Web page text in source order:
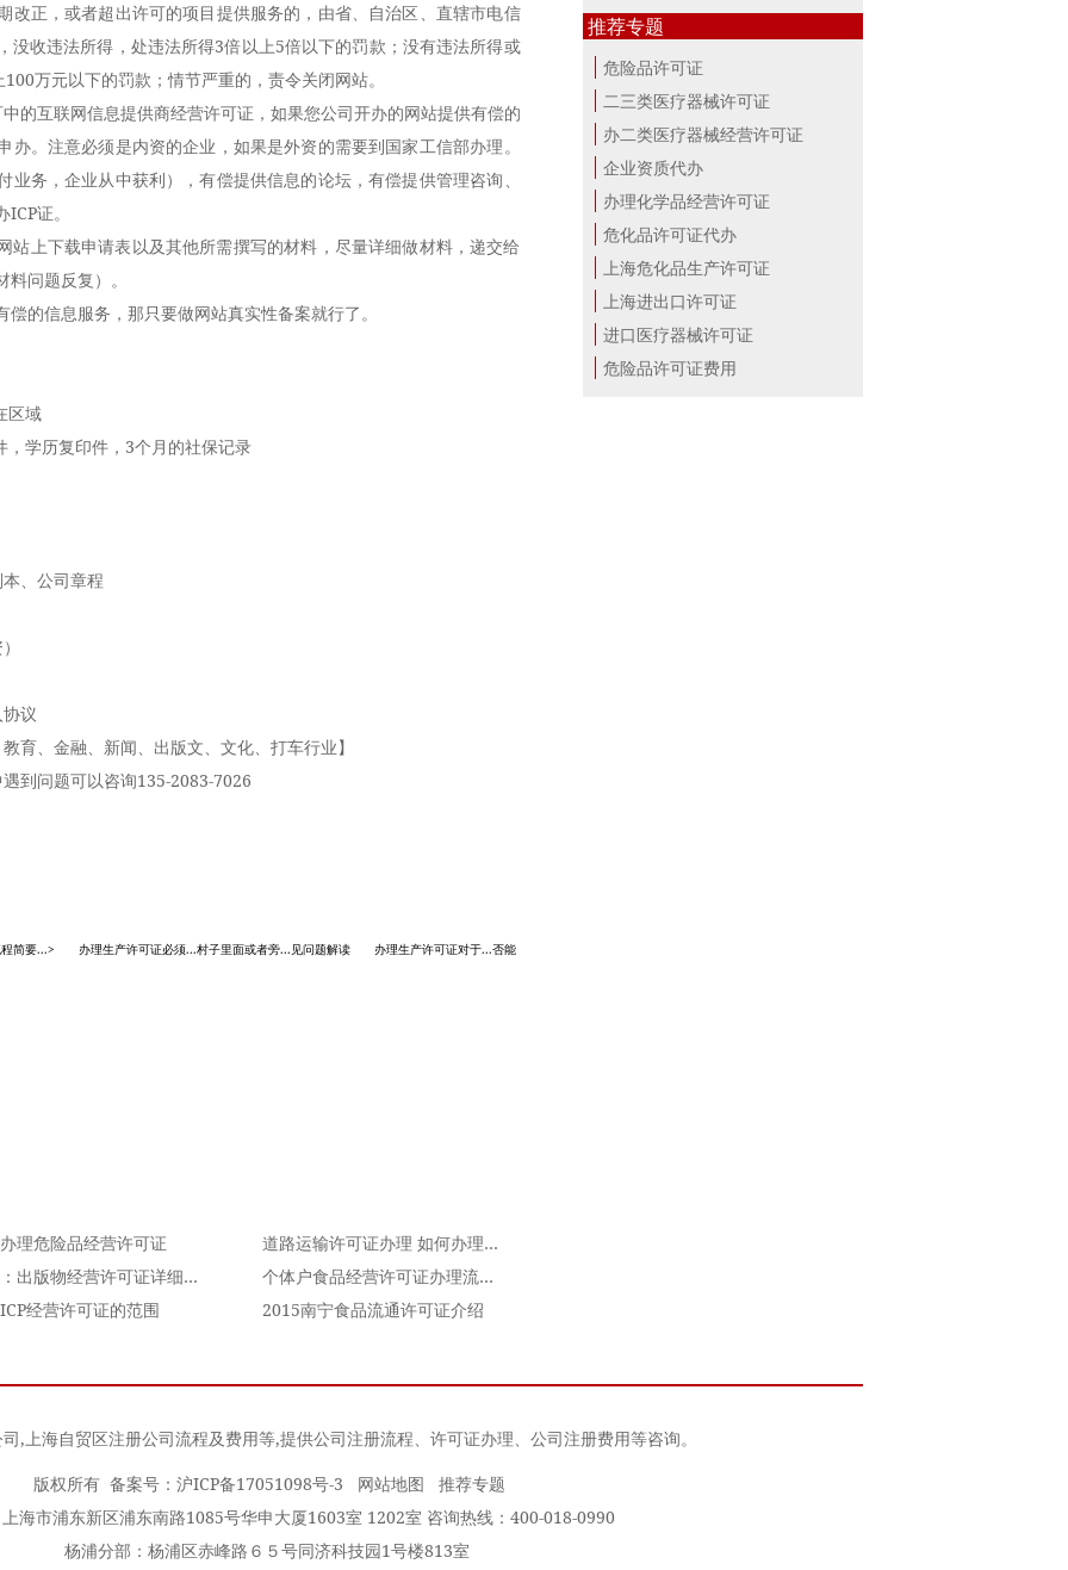
改正，或者超出许可的项目提供服务的，由省、自治区、直辖市电信
没收违法所得，处违法所得3倍以上5倍以下的罚款；没有违法所得或
万元以下的罚款；情节严重的，责令关闭网站。
互联网信息提供商经营许可证，如果您公司开办的网站提供有偿的
。注意必须是内资的企业，如果是外资的需要到国家工信部办理。
务，企业从中获利），有偿提供信息的论坛，有偿提供管理咨询、
证。
上下载申请表以及其他所需撰写的材料，尽量详细做材料，递交给
问题反复）。
的信息服务，那只要做网站真实性备案就行了。
区域
学历复印件，3个月的社保记录
、公司章程
议
、金融、新闻、出版文、文化、打车行业】
到问题可以咨询135-2083-7026
程简要...> 办理生产许可证必须...村子里面或者旁...见问题解读 办理生产许可证对于...否能
理危险品经营许可证
道路运输许可证办理 如何办理道路运输许可证？
干货：出版物经营许可证详细办理方法？
个体户食品经营许可证办理流程是什么
经营许可证的范围
2015南宁食品流通许可证介绍
推荐专题
危险品许可证
二三类医疗器械许可证
办二类医疗器械经营许可证
企业资质代办
办理化学品经营许可证
危化品许可证代办
上海危化品生产许可证
上海进出口许可证
进口医疗器械许可证
危险品许可证费用
,上海自贸区注册公司流程及费用等,提供公司注册流程、许可证办理、公司注册费用等咨询。
版权所有 备案号： 沪ICP备17051098号-3 网站地图
推荐专题
海市浦东新区浦东南路1085号华申大厦1603室 1202室 咨询热线：400-018-0990
杨浦分部：杨浦区赤峰路６５号同济科技园1号楼813室